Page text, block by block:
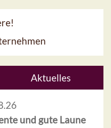
Aktuelles
und gute Laune